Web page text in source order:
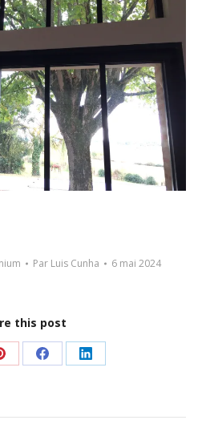
Par Luis Cunha 6 mai 2024
this post
Partager
Facebook
Partager
LinkedIn